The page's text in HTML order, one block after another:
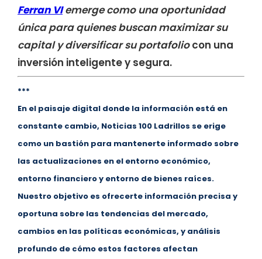
Ferran VIemerge como una oportunidad
única para quienes buscan maximizar su
capital y diversificar su portafoliocon una
inversión inteligente y segura.
***
En el paisaje digital donde la información está en
constante cambio, Noticias 100 Ladrillos se erige
como un bastión para mantenerte informado sobre
las actualizaciones en el entorno económico,
entorno financiero y entorno de bienes raíces.
Nuestro objetivo es ofrecerte información precisa y
oportuna sobre las tendencias del mercado,
cambios en las políticas económicas, y análisis
profundo de cómo estos factores afectan